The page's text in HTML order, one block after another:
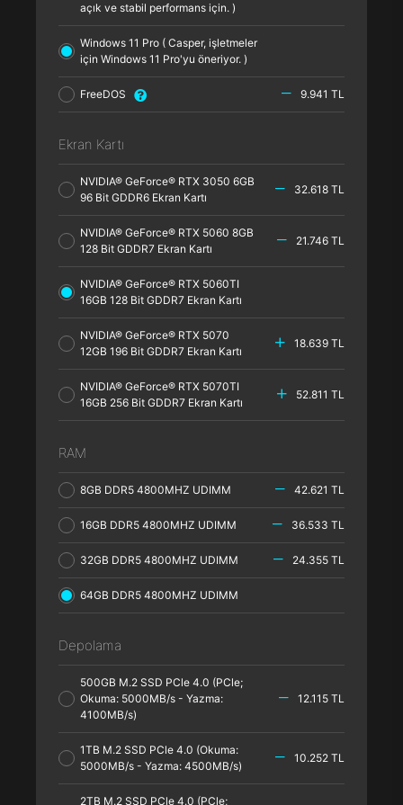
açık ve stabil performans için. )
Windows 11 Pro ( Casper, işletmeler
için Windows 11 Pro'yu öneriyor. )
FreeDOS 9.941 TL
Ekran Kartı
NVIDIA® GeForce® RTX 3050 6GB
96 Bit GDDR6 Ekran Kartı
32.618 TL
NVIDIA® GeForce® RTX 5060 8GB
128 Bit GDDR7 Ekran Kartı
21.746 TL
NVIDIA® GeForce® RTX 5060TI
16GB 128 Bit GDDR7 Ekran Kartı
NVIDIA® GeForce® RTX 5070
12GB 196 Bit GDDR7 Ekran Kartı
18.639 TL
NVIDIA® GeForce® RTX 5070TI
16GB 256 Bit GDDR7 Ekran Kartı
52.811 TL
RAM
8GB DDR5 4800MHZ UDIMM 42.621 TL
16GB DDR5 4800MHZ UDIMM 36.533 TL
32GB DDR5 4800MHZ UDIMM 24.355 TL
64GB DDR5 4800MHZ UDIMM
Depolama
500GB M.2 SSD PCle 4.0 (PCle;
Okuma: 5000MB/s - Yazma:
4100MB/s)
12.115 TL
1TB M.2 SSD PCle 4.0 (Okuma:
5000MB/s - Yazma: 4500MB/s)
10.252 TL
2TB M.2 SSD PCle 4.0 (PCle;